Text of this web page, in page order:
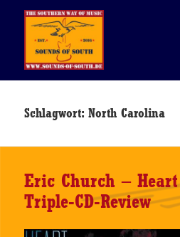
Schlagwort:North Carolina
Eric Church –
Triple-CD-Review